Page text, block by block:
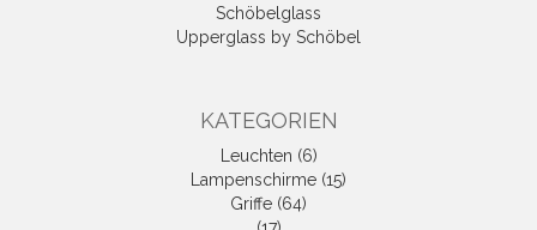
Schöbelglass
Upperglass by Schöbel
KATEGORIEN
Leuchten (6)
Lampenschirme (15)
Griffe (64)